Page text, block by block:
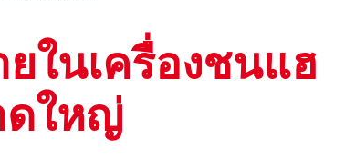
ในเครื่องชนแฮ
ดใหญ่